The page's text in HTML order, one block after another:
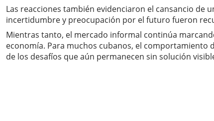
Las reacciones también evidenciaron el cansancio de
incertidumbre y preocupación por el futuro fueron
Mientras tanto, el mercado informal continúa
economía. Para muchos cubanos, el comportamiento
de los desafíos que aún permanecen sin solución